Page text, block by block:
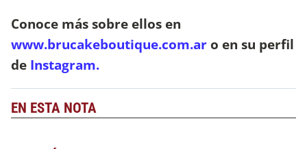
Conoce más sobre ellos en
www.brucakeboutique.com.ar o en su perfil
de Instagram.
EN ESTA NOTA